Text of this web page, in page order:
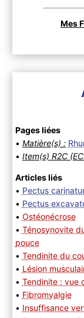
Mes
Pages liées
• Matière(s) :
• Item(s) R2C
Articles liés
• Pectus
• Pectus
• Ostéonécrose
• Ténosynovite
pouce
• Tendinite du
• Lésion
• Tendinite : vue
• Fibromyalgie
• Insuffisance